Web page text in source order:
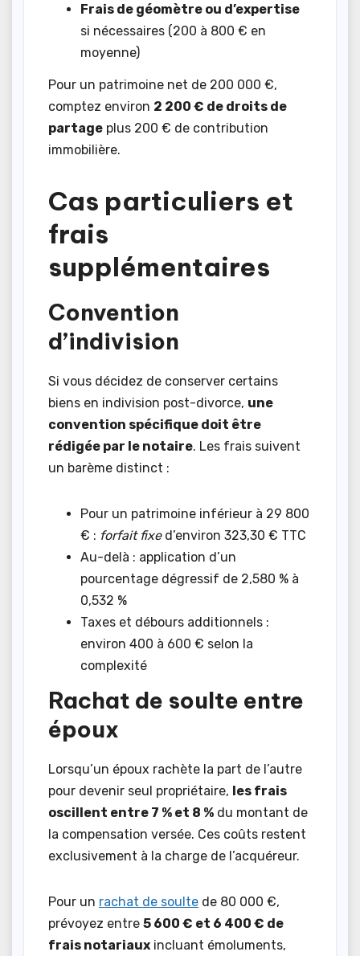
Frais de géomètre ou d’expertise
si nécessaires (200 à 800 € en
moyenne)
Pour un patrimoine net de 200 000 €,
comptez environ 2 200 € de droits de
partage plus 200 € de contribution
immobilière.
Cas particuliers et
frais
supplémentaires
Convention
d’indivision
Si vous décidez de conserver certains
biens en indivision post-divorce, une
convention spécifique doit être
rédigée par le notaire. Les frais suivent
un barème distinct :
Pour un patrimoine inférieur à 29 800
€ : forfait fixed’environ 323,30 € TTC
Au-delà : application d’un
pourcentage dégressif de 2,580 % à
0,532 %
Taxes et débours additionnels :
environ 400 à 600 € selon la
complexité
Rachat de soulte entre
époux
Lorsqu’un époux rachète la part de l’autre
pour devenir seul propriétaire, les frais
oscillent entre 7 % et 8 % du montant de
la compensation versée. Ces coûts restent
exclusivement à la charge de l’acquéreur.
Pour un rachat de soulte de 80 000 €,
prévoyez entre 5 600 € et 6 400 € de
frais notariaux incluant émoluments,